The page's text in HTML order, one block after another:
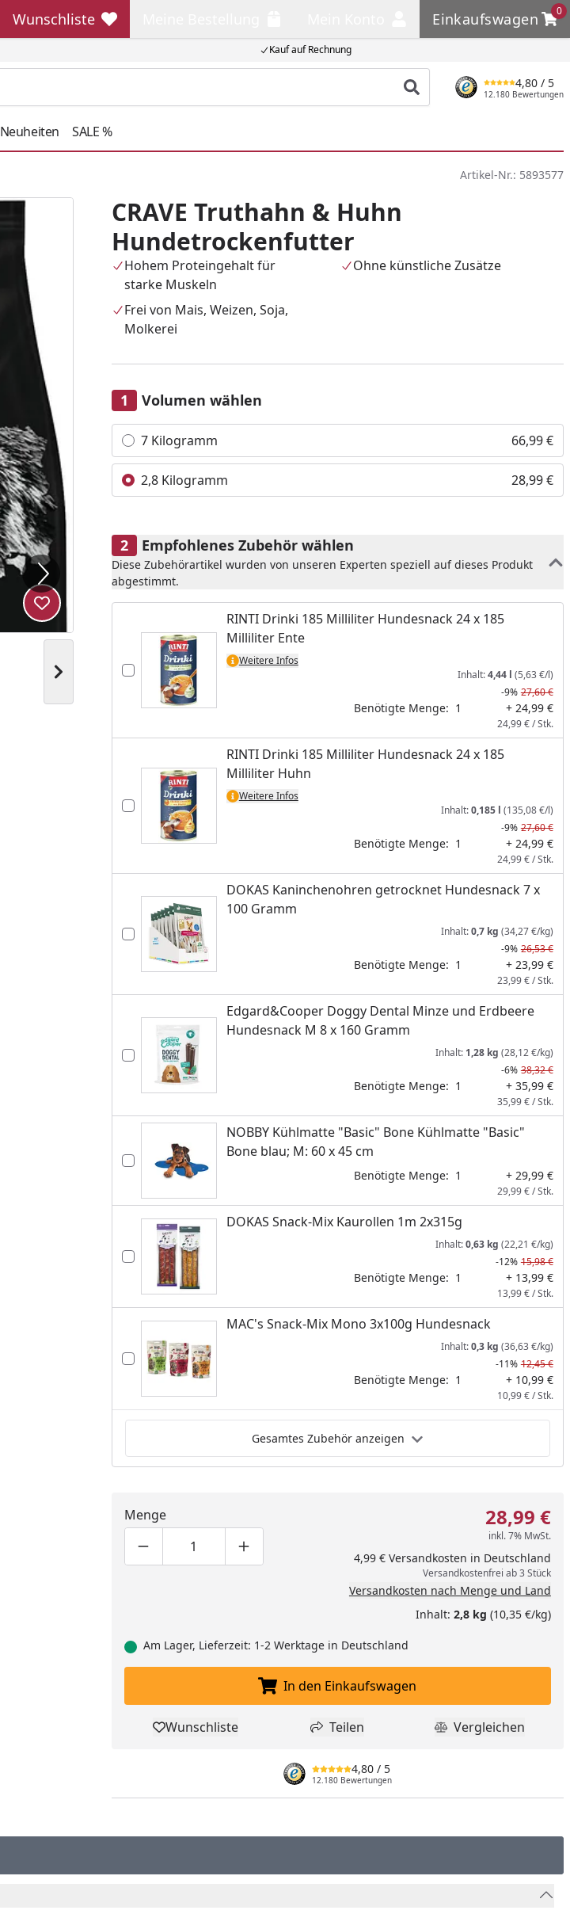
Kauf auf Rechnung
Wunschliste
Wunschliste Einkaufswagen
0
Einkaufswagen
Produkt suchen
4,80 / 5
12.180 Bewertungen
Neuheiten SALE %
Artikel-Nr.: 5893577
Nächstes Bild anzeigen
Produkt zur Wunschliste hinzufügen
CRAVE Truthahn & Huhn
Hundetrockenfutter
Hohem Proteingehalt für
starke Muskeln
Ohne künstliche Zusätze
Frei von Mais, Weizen, Soja,
Molkerei
Volumen wählen
Alle anzeigen (2)
7 Kilogramm 66,99 €
2,8 Kilogramm 28,99 €
Empfohlenes Zubehör wählen
Diese Zubehörartikel wurden von unseren Experten speziell auf dieses Produkt
abgestimmt.
RINTI Drinki 185 Milliliter Hundesnack 24 x 185
Milliliter Ente
Weitere Infos
Inhalt:4,44 l (5,63 €/l)
-9% 27,60 €
Benötigte Menge: 1 + 24,99 €
24,99 € / Stk.
RINTI Drinki 185 Milliliter Hundesnack 24 x 185
Milliliter Huhn
Weitere Infos
Inhalt:0,185 l (135,08 €/l)
-9% 27,60 €
Benötigte Menge: 1 + 24,99 €
24,99 € / Stk.
DOKAS Kaninchenohren getrocknet Hundesnack 7 x
100 Gramm
Inhalt:0,7 kg (34,27 €/kg)
-9% 26,53 €
Benötigte Menge: 1 + 23,99 €
23,99 € / Stk.
Edgard&Cooper Doggy Dental Minze und Erdbeere
Hundesnack M 8 x 160 Gramm
Inhalt: 1,28 kg (28,12 €/kg)
-6% 38,32 €
Benötigte Menge: 1 + 35,99 €
35,99 € / Stk.
NOBBY Kühlmatte "Basic" Bone Kühlmatte "Basic"
Bone blau; M: 60 x 45 cm
Benötigte Menge: 1 + 29,99 €
29,99 € / Stk.
DOKAS Snack-Mix Kaurollen 1m 2x315g
Inhalt:0,63 kg (22,21 €/kg)
-12% 15,98 €
Benötigte Menge: 1 + 13,99 €
13,99 € / Stk.
MAC's Snack-Mix Mono 3x100g Hundesnack
Inhalt:0,3 kg (36,63 €/kg)
-11% 12,45 €
Benötigte Menge: 1 + 10,99 €
10,99 € / Stk.
Gesamtes Zubehör anzeigen
Menge
Produktmenge um eins verringern
Produktmenge manuell eingeben
Produktmenge um eins erhöhen
28,99 €
inkl. 7% MwSt.
4,99 € Versandkosten in Deutschland
Versandkostenfrei ab 3 Stück
Versandkosten nach Menge und Land
Inhalt: 2,8 kg (10,35 €/kg)
Am Lager, Lieferzeit: 1-2 Werktage in Deutschland
In den Einkaufswagen legen
In den Einkaufswagen
Produkt zur Wunschliste hinzufügen
Wunschliste Teilen
Teilen Produkt
Vergleichen
4,80 / 5
12.180 Bewertungen